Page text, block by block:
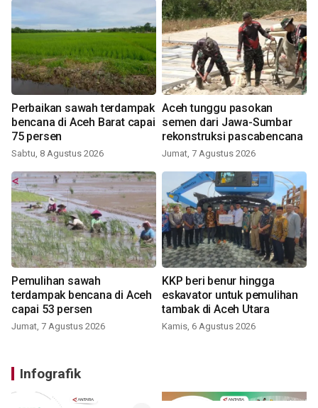
Perbaikan sawah terdampak
bencana di Aceh Barat capai
75 persen
Sabtu, 8 Agustus 2026
Aceh tunggu pasokan
semen dari Jawa-Sumbar
rekonstruksi pascabencana
Jumat, 7 Agustus 2026
Pemulihan sawah
terdampak bencana di Aceh
capai 53 persen
Jumat, 7 Agustus 2026
KKP beri benur hingga
eskavator untuk pemulihan
tambak di Aceh Utara
Kamis, 6 Agustus 2026
Infografik